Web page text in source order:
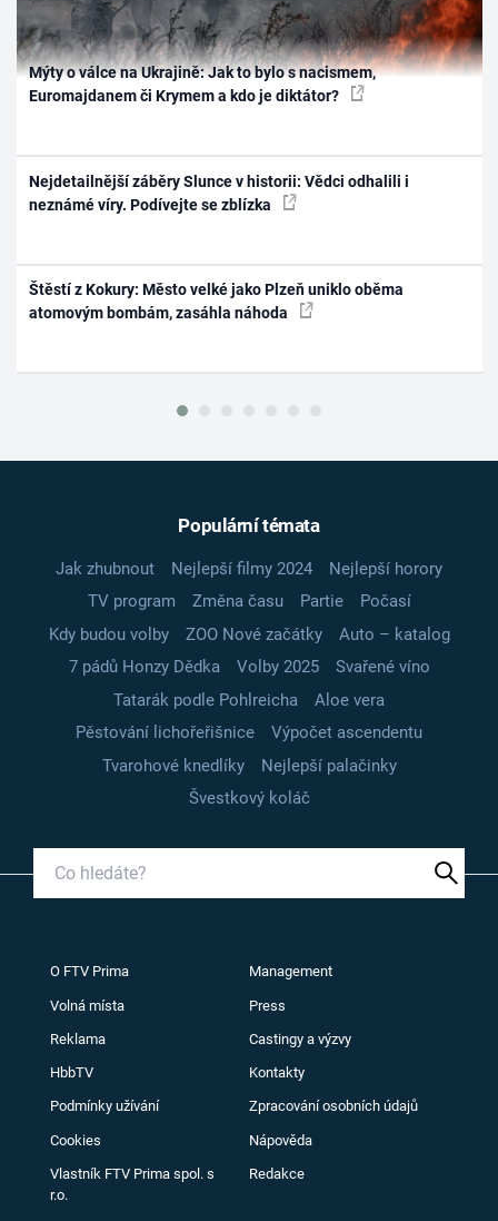
Mýty o válce na Ukrajině: Jak to bylo s nacismem,
Euromajdanem či Krymem a kdo je diktátor?
Nejdetailnější záběry Slunce v historii: Vědci odhalili i
neznámé víry. Podívejte se zblízka
Štěstí z Kokury: Město velké jako Plzeň uniklo oběma
atomovým bombám, zasáhla náhoda
Populární témata
Jak zhubnout Nejlepší filmy 2024
Nejlepší horory
TV program
Změna času Partie
Počasí
Kdy budou volby
ZOO Nové začátky
Auto – katalog
7 pádů Honzy Dědka
Volby 2025
Svařené víno
Tatarák podle Pohlreicha
Aloe vera
Pěstování lichořeřišnice
Výpočet ascendentu
Tvarohové knedlíky
Nejlepší palačinky
Švestkový koláč
O FTV Prima Management
Volná místa Press
Reklama Castingy a výzvy
HbbTV Kontakty
Podmínky užívání Zpracování osobních údajů
Cookies Nápověda
Vlastník FTV Prima spol. s
r.o.
Redakce